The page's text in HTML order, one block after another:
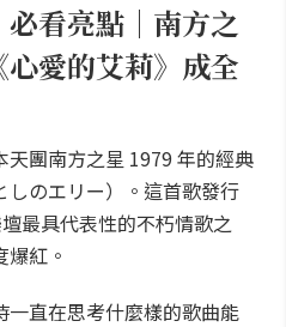
必看亮點｜南方之
愛的艾莉》成全
團南方之星 1979 年的經典
のエリー）。這首歌發行
最具代表性的不朽情歌之
紅。
直在思考什麼樣的歌曲能